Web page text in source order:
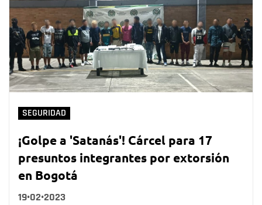
SEGURIDAD
¡Golpe a 'Satanás'! Cárcel para 17
presuntos integrantes por extorsión
en Bogotá
19•02•2023